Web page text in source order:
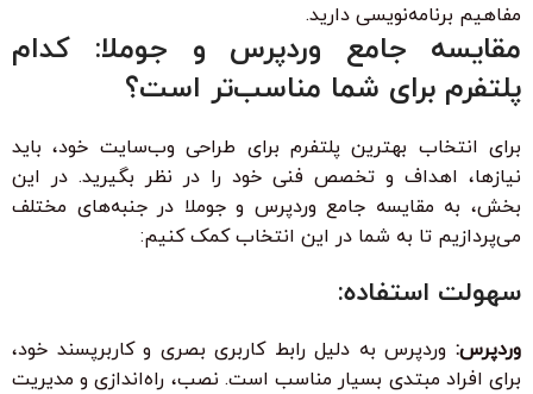
مفاهیم برنامه‌نویسی دارید.
مقایسه جامع وردپرس و جوملا: کدام
پلتفرم برای شما مناسب‌تر است؟
برای انتخاب بهترین پلتفرم برای طراحی وب‌سایت خود، باید
نیازها، اهداف و تخصص فنی خود را در نظر بگیرید. در این
بخش، به مقایسه جامع وردپرس و جوملا در جنبه‌های مختلف
می‌پردازیم تا به شما در این انتخاب کمک کنیم:
سهولت استفاده:
وردپرس: وردپرس به دلیل رابط کاربری بصری و کاربرپسند خود،
برای افراد مبتدی بسیار مناسب است. نصب، راه‌اندازی و مدیریت